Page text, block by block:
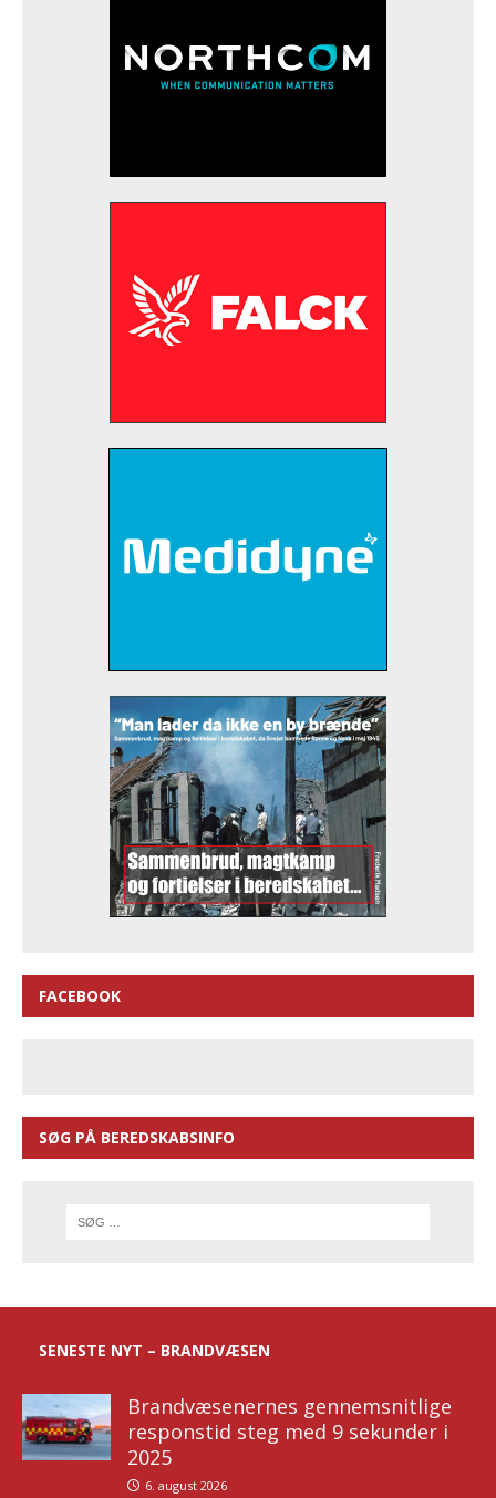
FACEBOOK
SØG PÅ BEREDSKABSINFO
SENESTE NYT – BRANDVÆSEN
Brandvæsenernes gennemsnitlige
responstid steg med 9 sekunder i
2025
6. august 2026